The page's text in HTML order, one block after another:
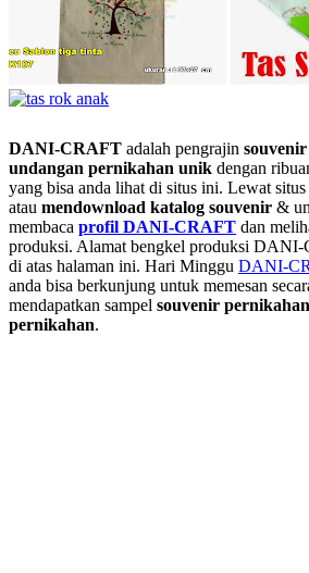
DANI-CRAFT adalah pengrajin
undangan pernikahan unik dengan
yang bisa anda lihat di situs ini. Lewat
atau mendownload katalog souvenir &
membaca profil DANI-CRAFT dan
produksi. Alamat bengkel produksi DANI-
di atas halaman ini. Hari Minggu DANI-
anda bisa berkunjung untuk memesan
mendapatkan sampel souvenir pernikahan
pernikahan.